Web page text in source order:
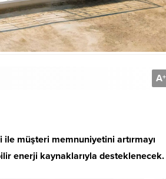
A+
ile müşteri memnuniyetini artırmayı
enerji kaynaklarıyla desteklenecek.